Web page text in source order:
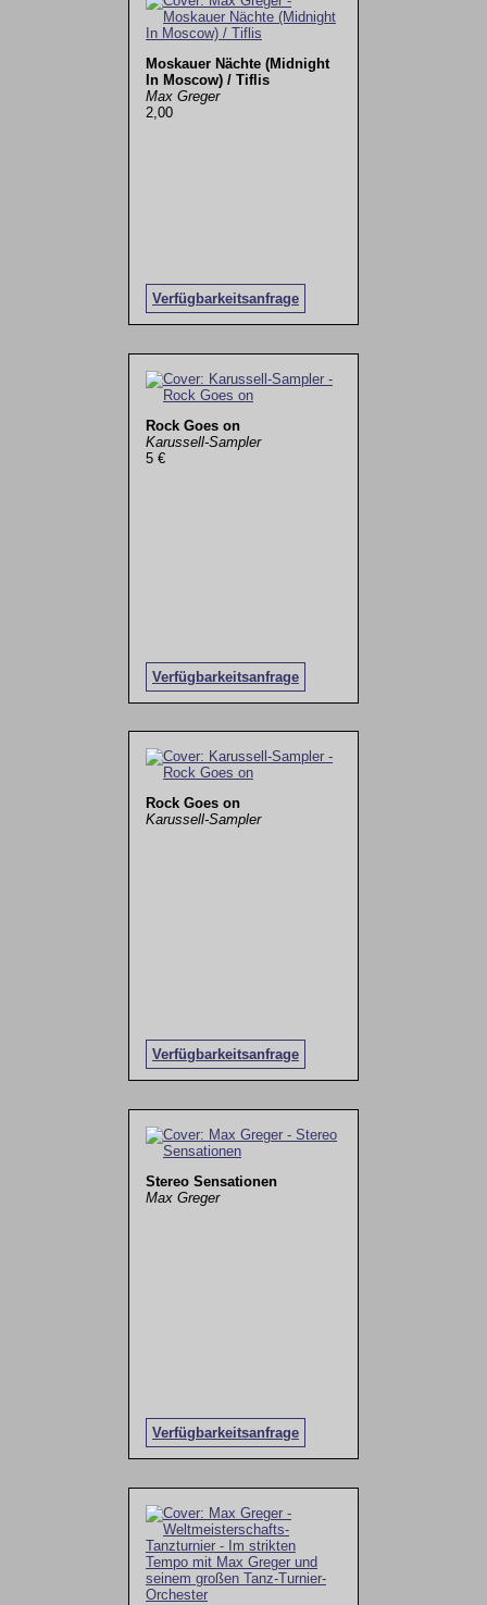
Moskauer Nächte (Midnight
In Moscow) / Tiflis
Max Greger
2,00
Verfügbarkeitsanfrage
Rock Goes on
Karussell-Sampler
5 €
Verfügbarkeitsanfrage
Rock Goes on
Karussell-Sampler
Verfügbarkeitsanfrage
Stereo Sensationen
Max Greger
Verfügbarkeitsanfrage